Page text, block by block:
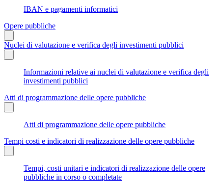
IBAN e pagamenti informatici
Opere pubbliche
Nuclei di valutazione e verifica degli investimenti pubblici
Informazioni relative ai nuclei di valutazione e verifica degli
investimenti pubblici
Atti di programmazione delle opere pubbliche
Atti di programmazione delle opere pubbliche
Tempi costi e indicatori di realizzazione delle opere pubbliche
Tempi, costi unitari e indicatori di realizzazione delle opere
pubbliche in corso o completate